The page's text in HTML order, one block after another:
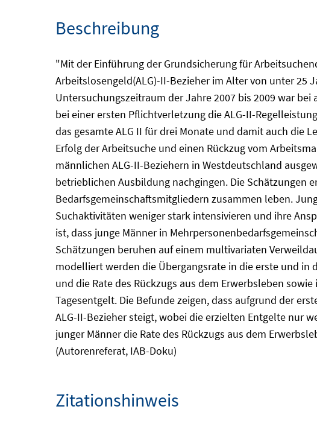
Beschreibung
"Mit der Einführung der Grundsicherung für
Arbeitslosengeld(ALG)-II-Bezieher im Alter von unter 25
Untersuchungszeitraum der Jahre 2007 bis 2009 war
bei einer ersten Pflichtverletzung die ALG-II-
das gesamte ALG II für drei Monate und damit auch die
Erfolg der Arbeitsuche und einen Rückzug vom
männlichen ALG-II-Beziehern in Westdeutschland
betrieblichen Ausbildung nachgingen. Die Schätzungen
Bedarfsgemeinschaftsmitgliedern zusammen leben.
Suchaktivitäten weniger stark intensivieren und ihre
ist, dass junge Männer in
Schätzungen beruhen auf einem multivariaten
modelliert werden die Übergangsrate in die erste und
und die Rate des Rückzugs aus dem Erwerbsleben
Tagesentgelt. Die Befunde zeigen, dass aufgrund der
ALG-II-Bezieher steigt, wobei die erzielten Entgelte nur
junger Männer die Rate des Rückzugs aus dem
(Autorenreferat, IAB-Doku)
Zitationshinweis